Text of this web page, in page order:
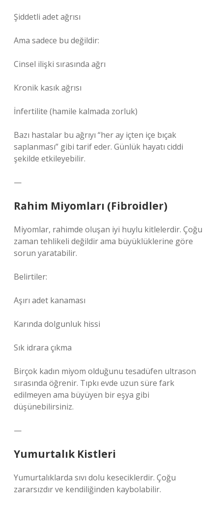
Şiddetli adet ağrısı
Ama sadece bu değildir:
Cinsel ilişki sırasında ağrı
Kronik kasık ağrısı
İnfertilite (hamile kalmada zorluk)
Bazı hastalar bu ağrıyı “her ay içten içe bıçak
saplanması” gibi tarif eder. Günlük hayatı ciddi
şekilde etkileyebilir.
—
Rahim Miyomları (Fibroidler)
Miyomlar, rahimde oluşan iyi huylu kitlelerdir. Çoğu
zaman tehlikeli değildir ama büyüklüklerine göre
sorun yaratabilir.
Belirtiler:
Aşırı adet kanaması
Karında dolgunluk hissi
Sık idrara çıkma
Birçok kadın miyom olduğunu tesadüfen ultrason
sırasında öğrenir. Tıpkı evde uzun süre fark
edilmeyen ama büyüyen bir eşya gibi
düşünebilirsiniz.
—
Yumurtalık Kistleri
Yumurtalıklarda sıvı dolu keseciklerdir. Çoğu
zararsızdır ve kendiliğinden kaybolabilir.